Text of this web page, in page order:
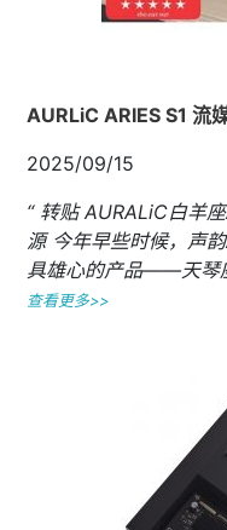
AURLiC ARIES S1 流
2025/09/15
“ 转贴 AURALiC白羊
源 今年早些时候，声
具雄心的产品——天琴
查看更多>>